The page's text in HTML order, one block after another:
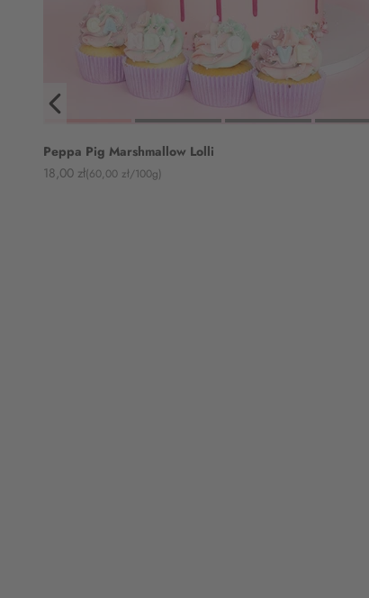
Peppa Pig Marshmallow Lolli
Angebot
18,00 zł(60,00 zł/100g)